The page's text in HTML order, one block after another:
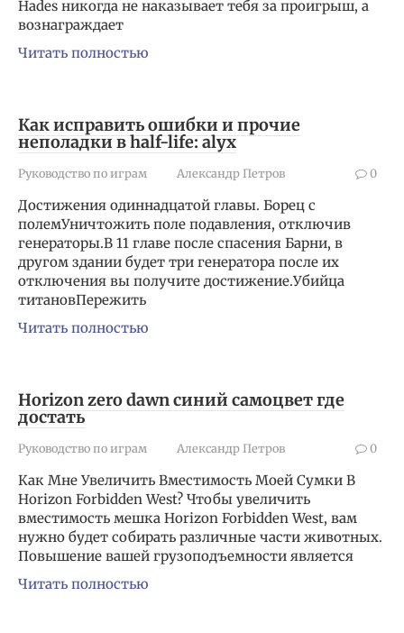
Hades никогда не наказывает тебя за проигрыш, а
вознаграждает
Читать полностью
Как исправить ошибки и прочие
неполадки в half-life: alyx
Руководство по играм Александр Петров 0
Достижения одиннадцатой главы. Борец с
полемУничтожить поле подавления, отключив
генераторы.В 11 главе после спасения Барни, в
другом здании будет три генератора после их
отключения вы получите достижение.Убийца
титановПережить
Читать полностью
Horizon zero dawn синий самоцвет где
достать
Руководство по играм Александр Петров 0
Как Мне Увеличить Вместимость Моей Сумки В
Horizon Forbidden West? Чтобы увеличить
вместимость мешка Horizon Forbidden West, вам
нужно будет собирать различные части животных.
Повышение вашей грузоподъемности является
Читать полностью